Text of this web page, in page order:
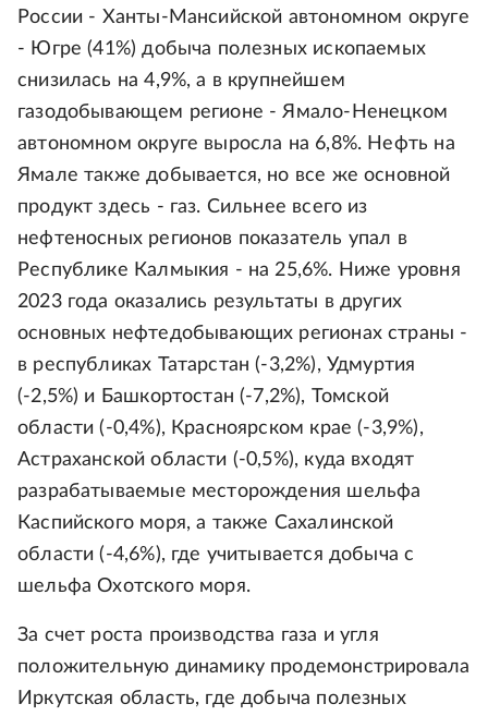
России - Ханты-Мансийской автономном округе
- Югре (41%) добыча полезных ископаемых
снизилась на 4,9%, а в крупнейшем
газодобывающем регионе - Ямало-Ненецком
автономном округе выросла на 6,8%. Нефть на
Ямале также добывается, но все же основной
продукт здесь - газ. Сильнее всего из
нефтеносных регионов показатель упал в
Республике Калмыкия - на 25,6%. Ниже уровня
2023 года оказались результаты в других
основных нефтедобывающих регионах страны -
в республиках Татарстан (-3,2%), Удмуртия
(-2,5%) и Башкортостан (-7,2%), Томской
области (-0,4%), Красноярском крае (-3,9%),
Астраханской области (-0,5%), куда входят
разрабатываемые месторождения шельфа
Каспийского моря, а также Сахалинской
области (-4,6%), где учитывается добыча с
шельфа Охотского моря.
За счет роста производства газа и угля
положительную динамику продемонстрировала
Иркутская область, где добыча полезных